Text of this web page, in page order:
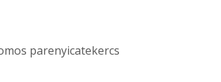
parenyicatekercs